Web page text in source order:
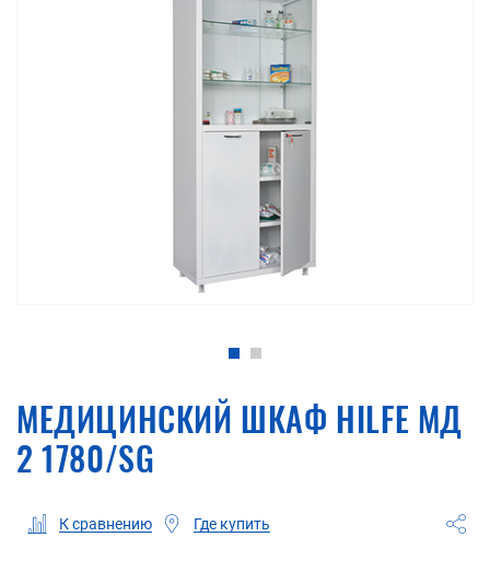
МЕДИЦИНСКИЙ ШКАФ HILFE МД
2 1780/SG
К сравнению Где купить